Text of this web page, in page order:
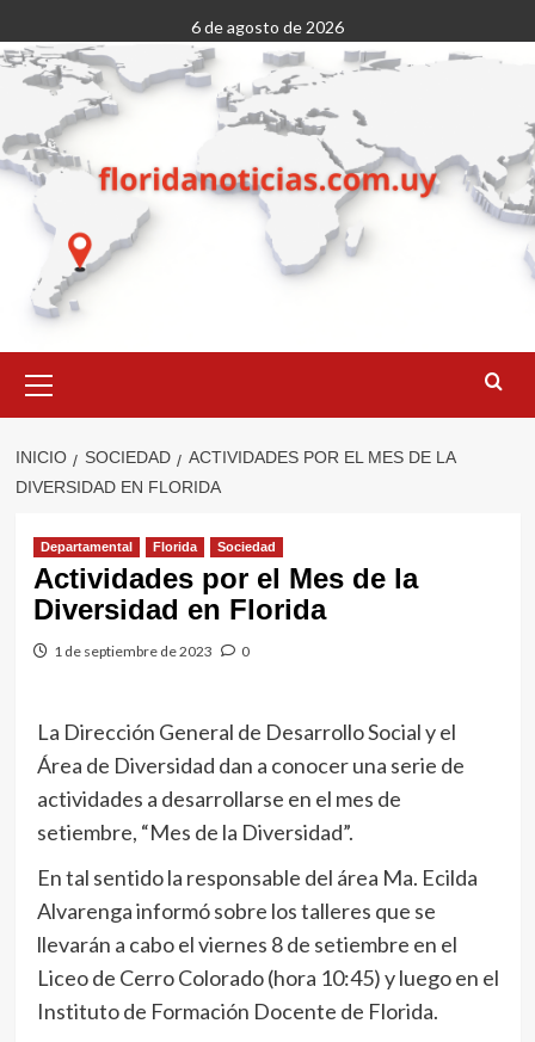
al
contenido
6 de agosto de 2026
primario
INICIO SOCIEDAD
ACTIVIDADES POR EL MES DE LA
DIVERSIDAD EN FLORIDA
Departamental Florida Sociedad
Actividades por el Mes de la
Diversidad en Florida
1 de septiembre de 2023 0
La Dirección General de Desarrollo Social y el
Área de Diversidad dan a conocer una serie de
actividades a desarrollarse en el mes de
setiembre, “Mes de la Diversidad”.
En tal sentido la responsable del área Ma. Ecilda
Alvarenga informó sobre los talleres que se
llevarán a cabo el viernes 8 de setiembre en el
Liceo de Cerro Colorado (hora 10:45) y luego en el
Instituto de Formación Docente de Florida.